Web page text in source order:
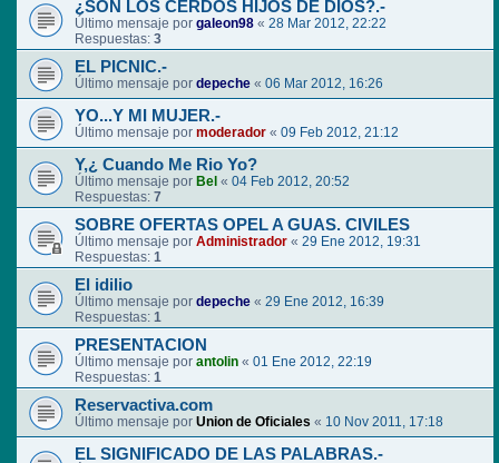
¿SON LOS CERDOS HIJOS DE DIOS?.-
Último mensaje por galeon98 « 28 Mar 2012, 22:22
Respuestas: 3
EL PICNIC.-
Último mensaje por depeche « 06 Mar 2012, 16:26
YO...Y MI MUJER.-
Último mensaje por moderador « 09 Feb 2012, 21:12
Y,¿ Cuando Me Rio Yo?
Último mensaje por Bel « 04 Feb 2012, 20:52
Respuestas: 7
SOBRE OFERTAS OPEL A GUAS. CIVILES
Último mensaje por Administrador « 29 Ene 2012, 19:31
Respuestas: 1
El idilio
Último mensaje por depeche « 29 Ene 2012, 16:39
Respuestas: 1
PRESENTACION
Último mensaje por antolin « 01 Ene 2012, 22:19
Respuestas: 1
Reservactiva.com
Último mensaje por Union de Oficiales « 10 Nov 2011, 17:18
EL SIGNIFICADO DE LAS PALABRAS.-